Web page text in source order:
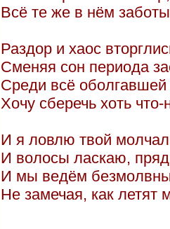
Всё те же в нём
Раздор и хаос
Сменяя сон периода
Среди всё оболгавшей
Хочу сберечь хоть что-
И я ловлю твой
И волосы ласкаю,
И мы ведём
Не замечая, как летят